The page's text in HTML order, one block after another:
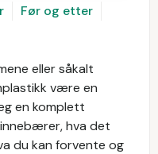
Før og etter
eller såkalt
være en
en komplett
hva det
du kan forvente og